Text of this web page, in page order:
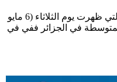
نتائج مسابقة سوناطراك 2025 التي ظهرت يوم الثلاثاء (6 مايو
والمتوسطة في الجزائر ففي في